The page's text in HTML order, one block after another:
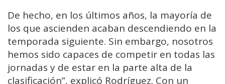
De hecho, en los últimos años, la mayoría de
los que ascienden acaban descendiendo en la
temporada siguiente. Sin embargo, nosotros
hemos sido capaces de competir en todas las
jornadas y de estar en la parte alta de la
clasificación”, explicó Rodríguez. Con un